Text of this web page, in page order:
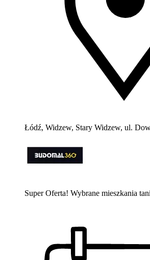
Łódź, Widzew, Stary Widzew, ul.
Super Oferta! Wybrane mieszkania